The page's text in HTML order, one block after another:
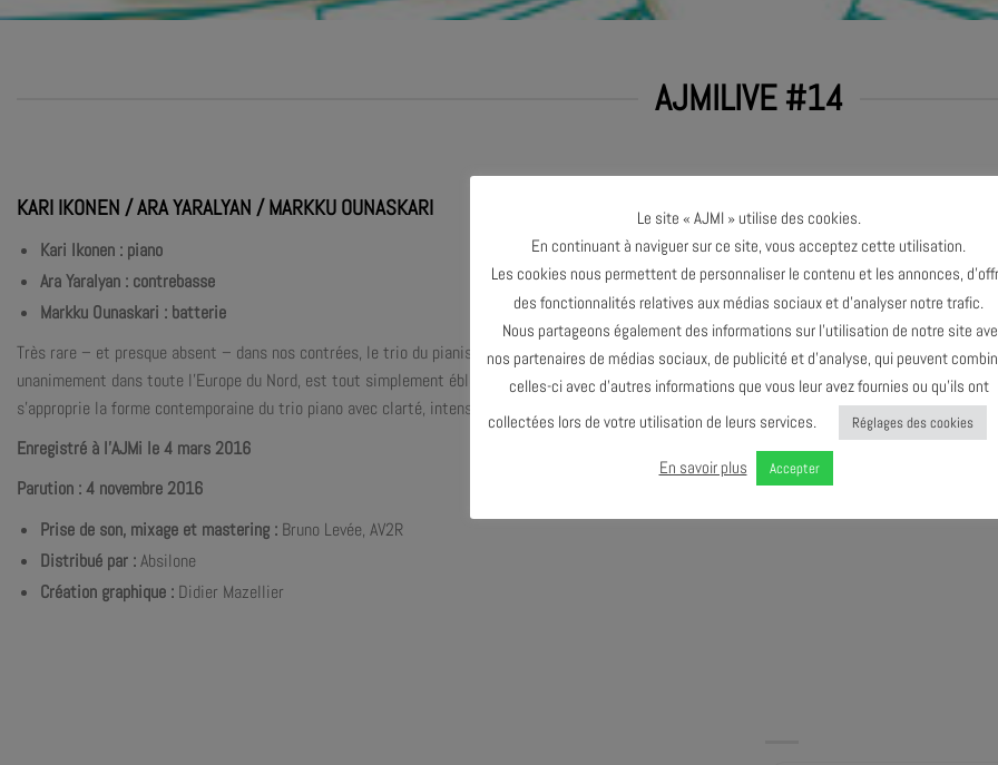
AJMILIVE #14
KARI IKONEN / ARA YARALYAN / MARKKU OUNASKARI
Kari Ikonen : piano
Ara Yaralyan : contrebasse
Markku Ounaskari : batterie
Très rare – et presque absent – dans nos contrées, le trio du pianiste finlandais Kari Ikonen, salué
unanimement dans toute l’Europe du Nord, est tout simplement éblouissant. Par une superbe écriture, il
s’approprie la forme contemporaine du trio piano avec clarté, intensité et une élégance folle.
Enregistré à l’AJMi le 4 mars 2016
Parution : 4 novembre 2016
Prise de son, mixage et mastering :Bruno Levée, AV2R
Distribué par :Absilone
Création graphique :Didier Mazellier
Le site « AJMI » utilise des cookies.
En continuant à naviguer sur ce site, vous acceptez cette utilisation.
Les cookies nous permettent de personnaliser le contenu et les annonces,
des fonctionnalités relatives aux médias sociaux et d’analyser notre trafic.
Nous partageons également des informations sur l’utilisation de notre site
nos partenaires de médias sociaux, de publicité et d’analyse, qui peuvent
celles-ci avec d’autres informations que vous leur avez fournies ou qu’ils ont
collectées lors de votre utilisation de leurs services.
Réglages des cookies
En savoir plus Accepter